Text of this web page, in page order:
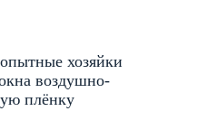
хозяйки
воздушно-
плёнку